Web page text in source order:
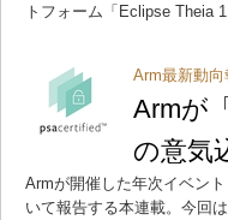
トフォーム「Eclipse Theia
Arm最新動向
Armが
の意気
Armが開催した年次イベン
いて報告する本連載。今回